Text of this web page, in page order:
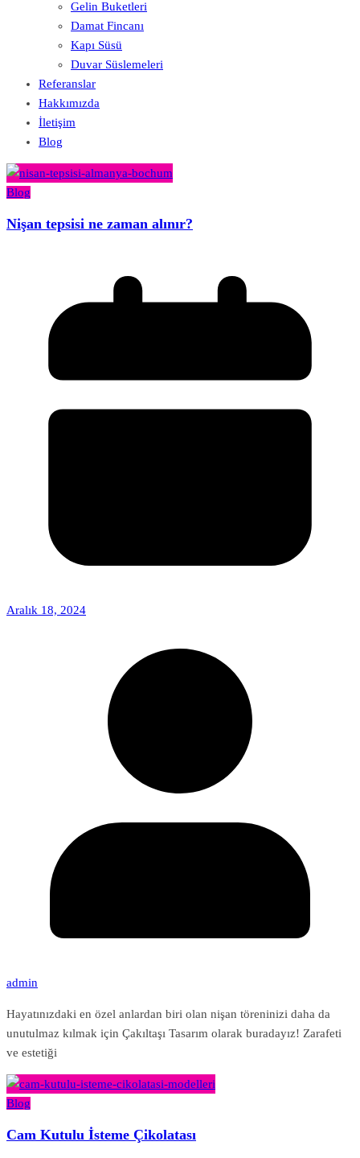
Gelin Buketleri
Damat Fincanı
Kapı Süsü
Duvar Süslemeleri
Referanslar
Hakkımızda
İletişim
Blog
Blog
Nişan tepsisi ne zaman alınır?
Aralık 18, 2024
admin
Hayatınızdaki en özel anlardan biri olan nişan töreninizi daha da
unutulmaz kılmak için Çakıltaşı Tasarım olarak buradayız! Zarafeti
ve estetiği
Blog
Cam Kutulu İsteme Çikolatası